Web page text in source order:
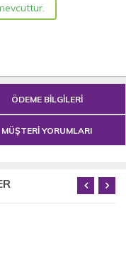
ÖDEME BİLGİLERİ
MÜŞTERİ YORUMLARI